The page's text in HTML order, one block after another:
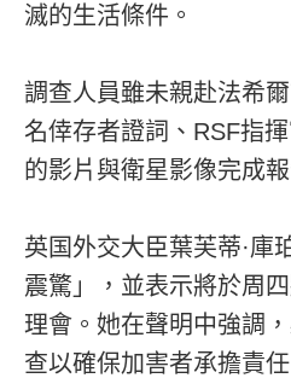
滅的生活條件。
調查人員雖未親赴法希
名倖存者證詞、RSF指
的影片與衛星影像完成報
英国外交大臣葉芙蒂·庫
震驚」，並表示將於周
理會。她在聲明中強調
查以確保加害者承擔責